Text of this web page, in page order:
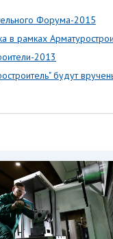
Форума-2015
в рамках
2013
будут